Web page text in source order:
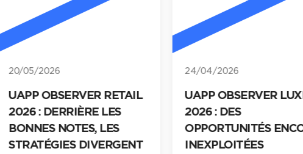
20/05/2026
UAPP OBSERVER RETAIL
2026 : DERRIÈRE LES
BONNES NOTES, LES
STRATÉGIES DIVERGENT
24/04/2026
UAPP OBSERVER
2026 : DES
OPPORTUNITÉS
INEXPLOITÉES